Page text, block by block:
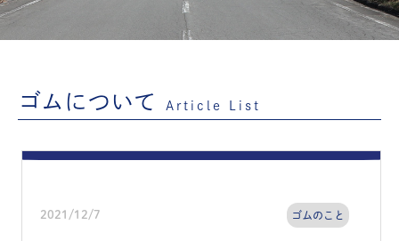
ゴムについて Article List
2021/12/7 ゴムのこと